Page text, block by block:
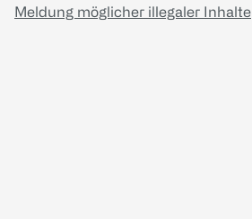
Meldung möglicher illegaler Inhalte